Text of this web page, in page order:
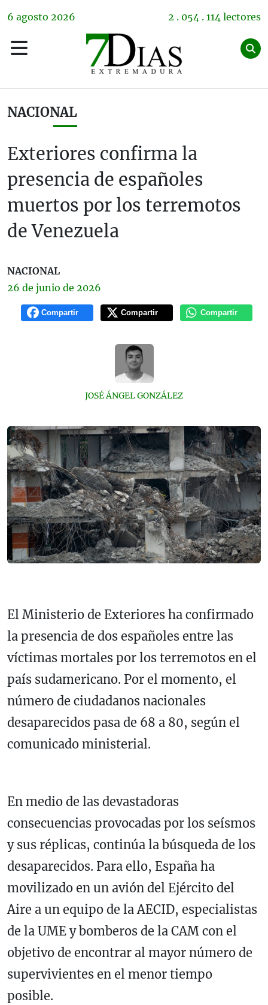
6 agosto 2026 2 . 054 . 114 lectores
NACIONAL
Exteriores confirma la
presencia de españoles
muertos por los terremotos
de Venezuela
NACIONAL
26 de junio de 2026
Compartir Compartir Compartir
JOSÉ ÁNGEL GONZÁLEZ
El Ministerio de Exteriores ha confirmado
la presencia de dos españoles entre las
víctimas mortales por los terremotos en el
país sudamericano. Por el momento, el
número de ciudadanos nacionales
desaparecidos pasa de 68 a 80, según el
comunicado ministerial.
En medio de las devastadoras
consecuencias provocadas por los seísmos
y sus réplicas, continúa la búsqueda de los
desaparecidos. Para ello, España ha
movilizado en un avión del Ejército del
Aire a un equipo de la AECID, especialistas
de la UME y bomberos de la CAM con el
objetivo de encontrar al mayor número de
supervivientes en el menor tiempo
posible.